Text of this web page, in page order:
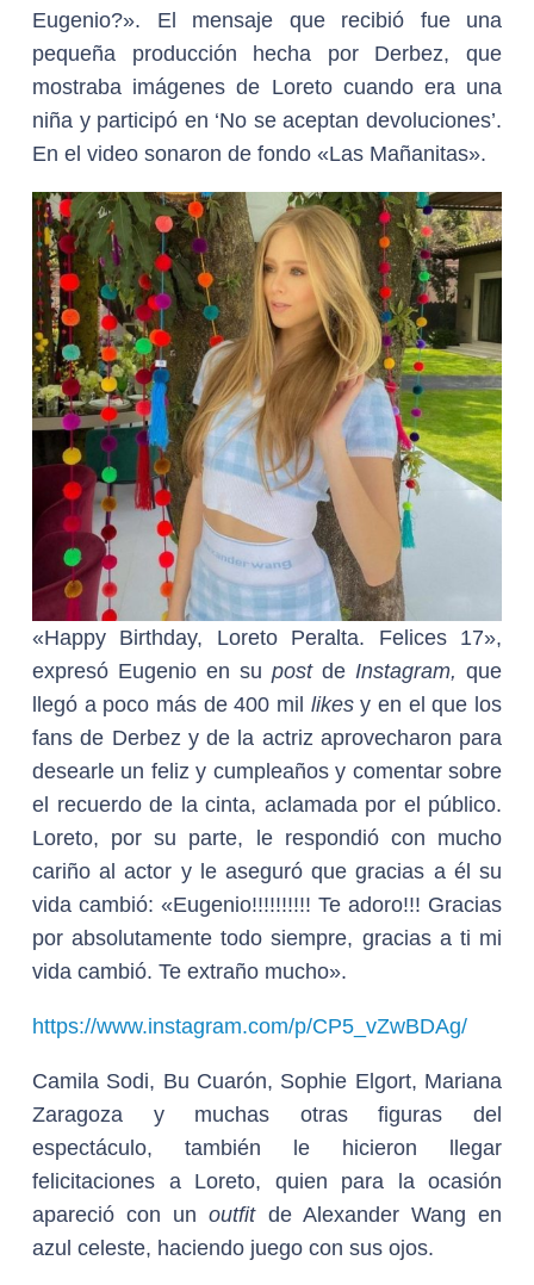
Eugenio?». El mensaje que recibió fue una
pequeña producción hecha por Derbez, que
mostraba imágenes de Loreto cuando era una
niña y participó en ‘No se aceptan devoluciones’.
En el video sonaron de fondo «Las Mañanitas».
«Happy Birthday, Loreto Peralta. Felices 17»,
expresó Eugenio en su post de Instagram, que
llegó a poco más de 400 mil likesy en el que los
fans de Derbez y de la actriz aprovecharon para
desearle un feliz y cumpleaños y comentar sobre
el recuerdo de la cinta, aclamada por el público.
Loreto, por su parte, le respondió con mucho
cariño al actor y le aseguró que gracias a él su
vida cambió: «Eugenio!!!!!!!!!! Te adoro!!! Gracias
por absolutamente todo siempre, gracias a ti mi
vida cambió. Te extraño mucho».
https://www.instagram.com/p/CP5_vZwBDAg/
Camila Sodi, Bu Cuarón, Sophie Elgort, Mariana
Zaragoza y muchas otras figuras del
espectáculo, también le hicieron llegar
felicitaciones a Loreto, quien para la ocasión
apareció con unoutfit de Alexander Wang en
azul celeste, haciendo juego con sus ojos.